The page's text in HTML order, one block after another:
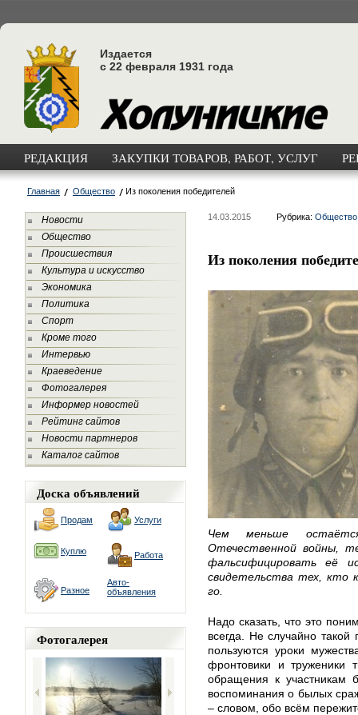
Издается
с 22 февраля 1931 года
РЕДАКЦИЯ ЗАКУПКИ ТОВАРОВ, РАБОТ, УСЛУГ
Главная Общество Из поколения победителей
Новости
Общество
Происшествия
Культура и искусство
Экономика
Политика
Спорт
Кроме того
Интервью
Краеведение
Фотогалерея
Информер новостей
Рейтинг сайтов
Новости партнеров
Каталог сайтов
Доска объявлений
Продам Услуги
Куплю Работа
Разное
Авто-
объявления
Фотогалерея
14.03.2015 Рубрика: Общество
Из поколения
Чем меньше
Отечественной войны,
фальсифицировать её
свидетельства тех, кто
го.
Надо сказать, что это
всегда. Не случайно
пользуются уроки
фронтовики и труженики
обращения к участникам
воспоминания о былых
– словом, обо всём